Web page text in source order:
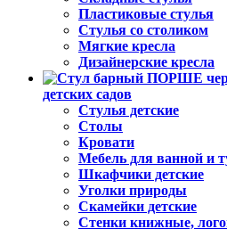
Пластиковые стулья
Стулья со столиком
Мягкие кресла
Дизайнерские кресла
детских садов
Стулья детские
Столы
Кровати
Мебель для ванной и
Шкафчики детские
Уголки природы
Скамейки детские
Стенки книжные,